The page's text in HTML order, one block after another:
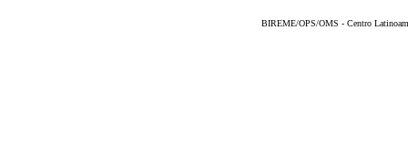
BIREME/OPS/OMS - Centro